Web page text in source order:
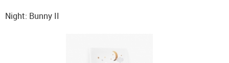
Night: Bunny II